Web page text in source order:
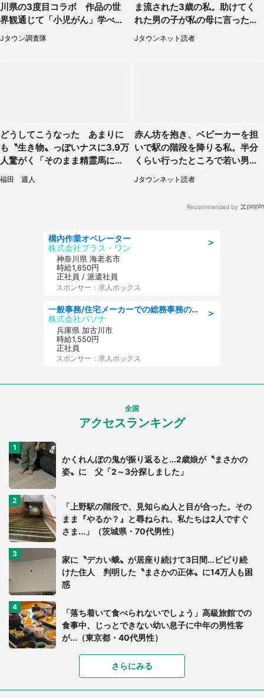
川県の3度目コラボ 作品の世
界観通じて「小児がん」学べる
【8／10～31※平日限定】
Jタウン調査隊
ま流された3歳の私。助けてく
れた男の子が私の母に言ったの
は...」（千葉県・20代女性）
Jタウンネット読者
どうしてこうなった あまりに
も〝生き物〟っぽいナスに3.9万
人驚がく「そのまま精霊馬に使
えそう」
福田 週人
赤ん坊を抱き、ベビーカーを担
いで駅の階段を降りる私。半分
くらい行ったところで若い男性
が...（埼玉県・50代女性）
Jタウンネット読者
Recommended by
＞
構内作業オペレーター
株式会社プラス・ワン
神奈川県 海老名市
時給1,650円
正社員 / 派遣社員
スポンサー：求人ボックス
＞
一般事務/住宅メーカーでの総務事務のお仕事/駅近/即日勤務可/一般事務/人事労務
株式会社パソナ
兵庫県 加古川市
時給1,550円
正社員
スポンサー：求人ボックス
全国
アクセスランキング
かくれんぼの鬼が振り返ると...2歳娘が〝まさかの
姿〟に 父「2～3分探しました」
「上野駅の階段で、見知らぬ人と目が合った。その
まま『やるか？』と尋ねられ、私たちは2人ですぐ
さま...」（茨城県・70代男性）
家に〝デカい蛾〟が居座り続けて3日間...ビビり続
けた住人 判明した〝まさかの正体〟に14万人も困
惑
「落ち着いて食べられないでしょう」高級旅館での
食事中、じっとできない幼い息子に中年の男性客
が...（東京都・40代男性）
「可愛いのにホラー」「事件性を感じる」 ふわふ
さらにみる